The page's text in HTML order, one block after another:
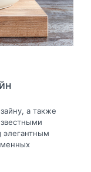
а также
элегантным